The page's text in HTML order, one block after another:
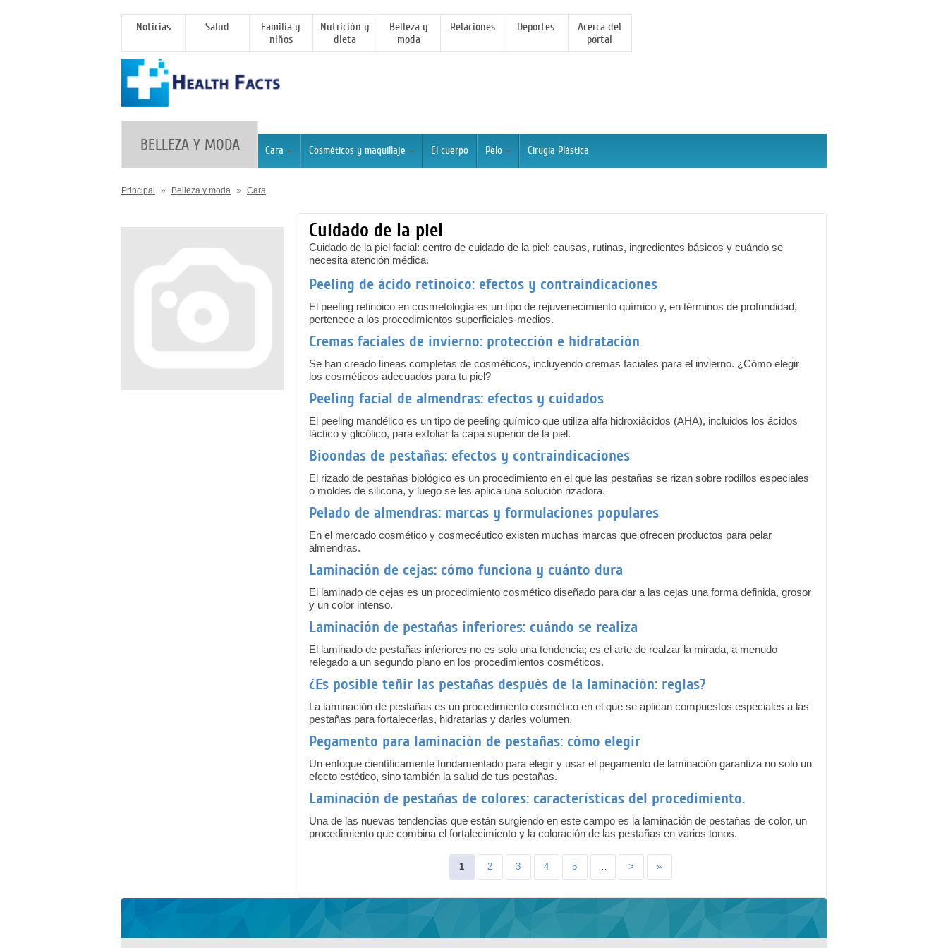
Noticias Salud
Familia y
niños
Nutrición y
dieta
Belleza y
moda
Relaciones Deportes
Acerca del
portal
BELLEZA Y MODA Cara Cosméticos y maquillaje El cuerpo Pelo Cirugía Plástica
Principal » Belleza y moda » Cara
Cuidado de la piel
Cuidado de la piel facial: centro de cuidado de la piel: causas, rutinas, ingredientes básicos y cuándo se
necesita atención médica.
Peeling de ácido retinoico: efectos y contraindicaciones
El peeling retinoico en cosmetología es un tipo de rejuvenecimiento químico y, en términos de profundidad,
pertenece a los procedimientos superficiales-medios.
Cremas faciales de invierno: protección e hidratación
Se han creado líneas completas de cosméticos, incluyendo cremas faciales para el invierno. ¿Cómo elegir
los cosméticos adecuados para tu piel?
Peeling facial de almendras: efectos y cuidados
El peeling mandélico es un tipo de peeling químico que utiliza alfa hidroxiácidos (AHA), incluidos los ácidos
láctico y glicólico, para exfoliar la capa superior de la piel.
Bioondas de pestañas: efectos y contraindicaciones
El rizado de pestañas biológico es un procedimiento en el que las pestañas se rizan sobre rodillos especiales
o moldes de silicona, y luego se les aplica una solución rizadora.
Pelado de almendras: marcas y formulaciones populares
En el mercado cosmético y cosmecéutico existen muchas marcas que ofrecen productos para pelar
almendras.
Laminación de cejas: cómo funciona y cuánto dura
El laminado de cejas es un procedimiento cosmético diseñado para dar a las cejas una forma definida, grosor
y un color intenso.
Laminación de pestañas inferiores: cuándo se realiza
El laminado de pestañas inferiores no es solo una tendencia; es el arte de realzar la mirada, a menudo
relegado a un segundo plano en los procedimientos cosméticos.
¿Es posible teñir las pestañas después de la laminación: reglas?
La laminación de pestañas es un procedimiento cosmético en el que se aplican compuestos especiales a las
pestañas para fortalecerlas, hidratarlas y darles volumen.
Pegamento para laminación de pestañas: cómo elegir
Un enfoque científicamente fundamentado para elegir y usar el pegamento de laminación garantiza no solo un
efecto estético, sino también la salud de tus pestañas.
Laminación de pestañas de colores: características del procedimiento.
Una de las nuevas tendencias que están surgiendo en este campo es la laminación de pestañas de color, un
procedimiento que combina el fortalecimiento y la coloración de las pestañas en varios tonos.
1 2 3 4 5 … > »